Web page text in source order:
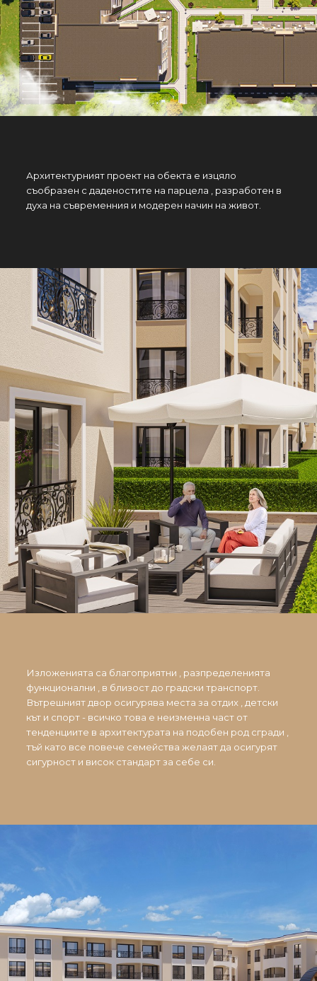
Архитектурният проект на обекта е изцяло
съобразен с даденостите на парцела , разработен в
духа на съвременния и модерен начин на живот.
Изложенията са благоприятни , разпределенията
функционални , в близост до градски транспорт.
Вътрешният двор осигурява места за отдих , детски
кът и спорт - всичко това е неизменна част от
тенденциите в архитектурата на подобен род сгради ,
тъй като все повече семейства желаят да осигурят
сигурност и висок стандарт за себе си.